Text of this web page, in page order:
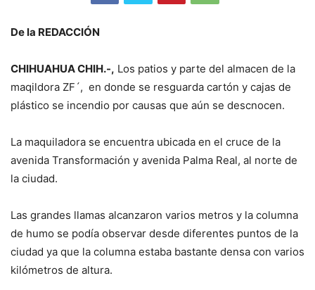
De la REDACCIÓN
CHIHUAHUA CHIH.-, Los patios y parte del almacen de la
maqildora ZF´, en donde se resguarda cartón y cajas de
plástico se incendio por causas que aún se descnocen.
La maquiladora se encuentra ubicada en el cruce de la
avenida Transformación y avenida Palma Real, al norte de
la ciudad.
Las grandes llamas alcanzaron varios metros y la columna
de humo se podía observar desde diferentes puntos de la
ciudad ya que la columna estaba bastante densa con varios
kilómetros de altura.